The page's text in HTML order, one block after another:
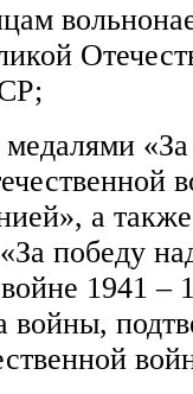
а
победу
1941 –
войны,